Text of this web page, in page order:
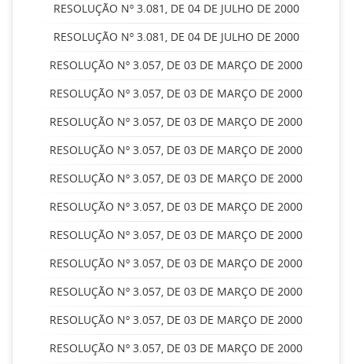
RESOLUÇÃO Nº 3.081, DE 04 DE JULHO DE 2000
RESOLUÇÃO Nº 3.081, DE 04 DE JULHO DE 2000
RESOLUÇÃO Nº 3.057, DE 03 DE MARÇO DE 2000
RESOLUÇÃO Nº 3.057, DE 03 DE MARÇO DE 2000
RESOLUÇÃO Nº 3.057, DE 03 DE MARÇO DE 2000
RESOLUÇÃO Nº 3.057, DE 03 DE MARÇO DE 2000
RESOLUÇÃO Nº 3.057, DE 03 DE MARÇO DE 2000
RESOLUÇÃO Nº 3.057, DE 03 DE MARÇO DE 2000
RESOLUÇÃO Nº 3.057, DE 03 DE MARÇO DE 2000
RESOLUÇÃO Nº 3.057, DE 03 DE MARÇO DE 2000
RESOLUÇÃO Nº 3.057, DE 03 DE MARÇO DE 2000
RESOLUÇÃO Nº 3.057, DE 03 DE MARÇO DE 2000
RESOLUÇÃO Nº 3.057, DE 03 DE MARÇO DE 2000